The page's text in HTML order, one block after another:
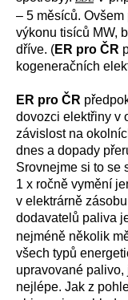
– 5 měsíců.
výkonu tisíců MW,
dříve. (ER pro ČR
kogeneračních
ER pro ČR
dovozci elektřiny v
závislost na
dnes a dopady
Srovnejme si to se
1 x ročně vymění
v elektrárně
dodavatelů paliva
nejméně několik
všech typů
upravované
nejlépe. Jak z